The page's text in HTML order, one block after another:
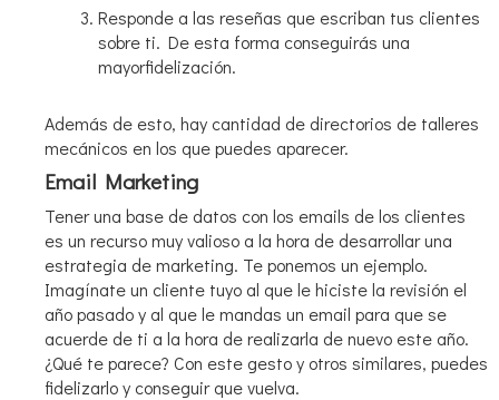
Responde a las reseñas que escriban tus clientes
sobre ti. De esta forma conseguirás una
mayorfidelización.
Además de esto, hay cantidad de directorios de talleres
mecánicos en los que puedes aparecer.
Email Marketing
Tener una base de datos con los emails de los clientes
es un recurso muy valioso a la hora de desarrollar una
estrategia de marketing. Te ponemos un ejemplo.
Imagínate un cliente tuyo al que le hiciste la revisión el
año pasado y al que le mandas un email para que se
acuerde de ti a la hora de realizarla de nuevo este año.
¿Qué te parece? Con este gesto y otros similares, puedes
fidelizarlo y conseguir que vuelva.